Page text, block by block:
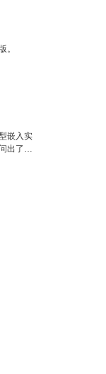
。
嵌入实
出了一